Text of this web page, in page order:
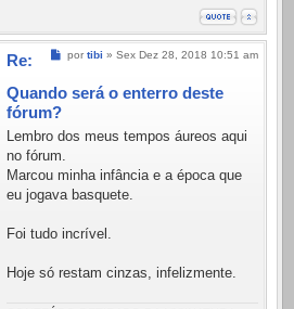
Mensagem
por tibi » Sex Dez 28, 2018 10:51 am
Re:
Quando será o enterro deste
fórum?
Lembro dos meus tempos áureos aqui
no fórum.
Marcou minha infância e a época que
eu jogava basquete.
Foi tudo incrível.
Hoje só restam cinzas, infelizmente.